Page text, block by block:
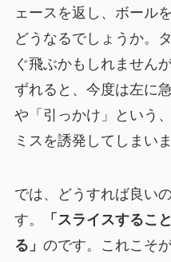
ェースを返し、ボール
どうなるでしょうか。
ぐ飛ぶかもしれません
ずれると、今度は左に
や「引っかけ」という
ミスを誘発してしまいま
では、どうすれば良い
す。
「スライスするこ
る」 のです。これこそ